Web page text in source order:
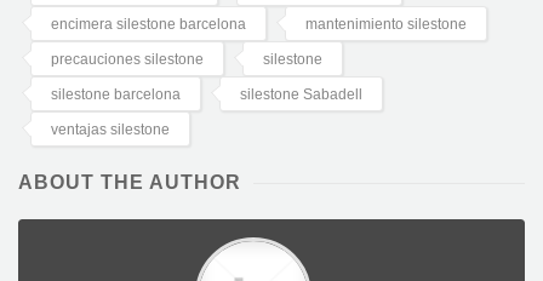
encimera silestone barcelona mantenimiento silestone
precauciones silestone silestone
silestone barcelona silestone Sabadell
ventajas silestone
ABOUT THE AUTHOR